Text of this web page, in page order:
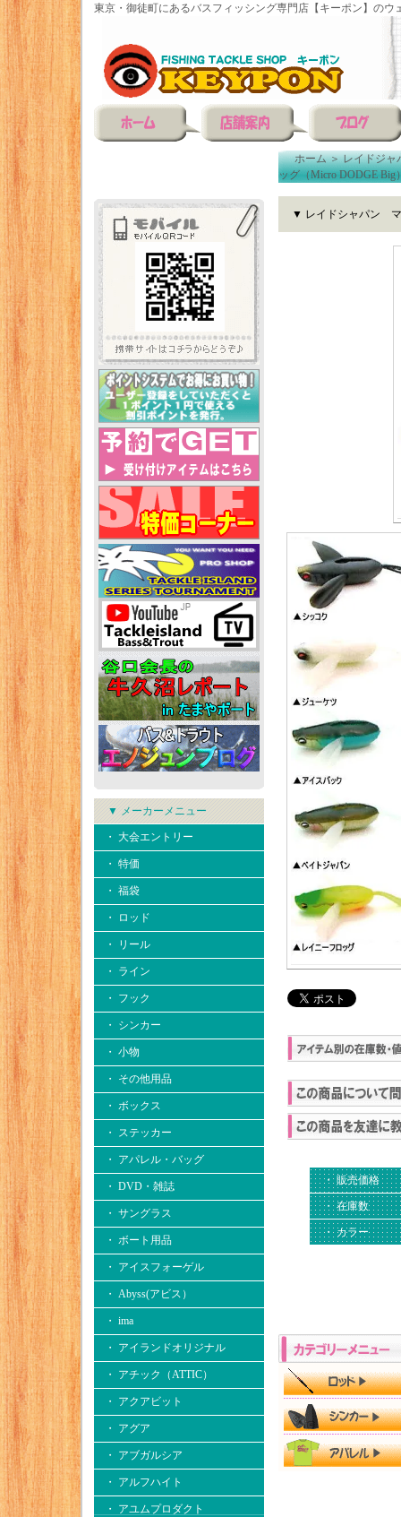
東京・御徒町にあるバスフィッシング専門店【キーポン】のウ
▼ メーカーメニュー
・ 大会エントリー
・ 特価
・ 福袋
・ ロッド
・ リール
・ ライン
・ フック
・ シンカー
・ 小物
・ その他用品
・ ボックス
・ ステッカー
・ アパレル・バッグ
・ DVD・雑誌
・ サングラス
・ ボート用品
・ アイスフォーゲル
・ Abyss(アビス）
・ ima
・ アイランドオリジナル
・ アチック（ATTIC）
・ アクアビット
・ アグア
・ アブガルシア
・ アルフハイト
・ アユムプロダクト
ホーム＞レイドジャ
ッグ（Micro DODGE Big
▼ レイドシャパン マ
・ 販売価格
・ 在庫数
・ カラー